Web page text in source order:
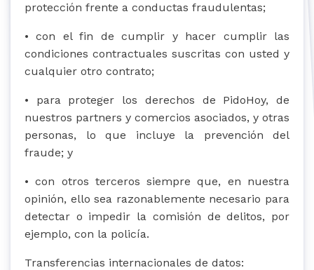
protección frente a conductas fraudulentas;
• con el fin de cumplir y hacer cumplir las
condiciones contractuales suscritas con usted y
cualquier otro contrato;
• para proteger los derechos de PidoHoy, de
nuestros partners y comercios asociados, y otras
personas, lo que incluye la prevención del
fraude; y
• con otros terceros siempre que, en nuestra
opinión, ello sea razonablemente necesario para
detectar o impedir la comisión de delitos, por
ejemplo, con la policía.
Transferencias internacionales de datos: